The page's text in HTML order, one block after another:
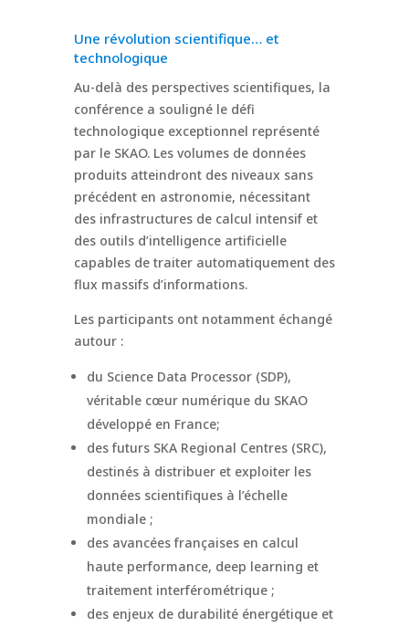
Une révolution scientifique… et
technologique
Au-delà des perspectives scientifiques, la
conférence a souligné le défi
technologique exceptionnel représenté
par le SKAO. Les volumes de données
produits atteindront des niveaux sans
précédent en astronomie, nécessitant
des infrastructures de calcul intensif et
des outils d’intelligence artificielle
capables de traiter automatiquement des
flux massifs d’informations.
Les participants ont notamment échangé
autour :
du Science Data Processor (SDP),
véritable cœur numérique du SKAO
développé en France;
des futurs SKA Regional Centres (SRC),
destinés à distribuer et exploiter les
données scientifiques à l’échelle
mondiale ;
des avancées françaises en calcul
haute performance, deep learning et
traitement interférométrique ;
des enjeux de durabilité énergétique et